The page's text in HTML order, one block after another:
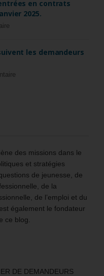
en contrats
2025.
les demandeurs
des missions dans le
et stratégies
de jeunesse, de
de la
de l’emploi et du
également le fondateur
ce blog.
DE DEMANDEURS